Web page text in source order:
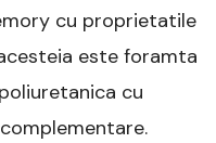
cu proprietatile
este foramta
cu